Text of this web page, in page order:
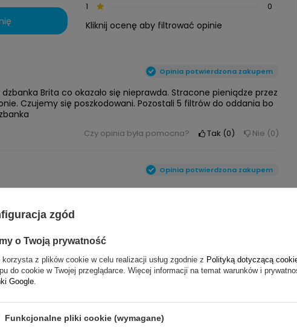
1
0
Kliknij ocenę aby filtrować opinie
Opinia potwierdzona zakupem
Brita co okazało się nieprawda. Stracone pieniądze przez
Czujemy się poszkodowani. Pozostali 5 filtrów do oddania bo
Czy opinia była pomocna? Tak 0 Nie 0
Opinia potwierdzona zakupem
ZOBACZ WIĘCEJ
zgód
o Twoją prywatność
korzysta z plików cookie w celu realizacji usług zgodnie z Polityką dotyczącą
do cookie w Twojej przeglądarce. Więcej informacji na temat warunków i
Google
Funkcjonalne pliki cookie (wymagane)